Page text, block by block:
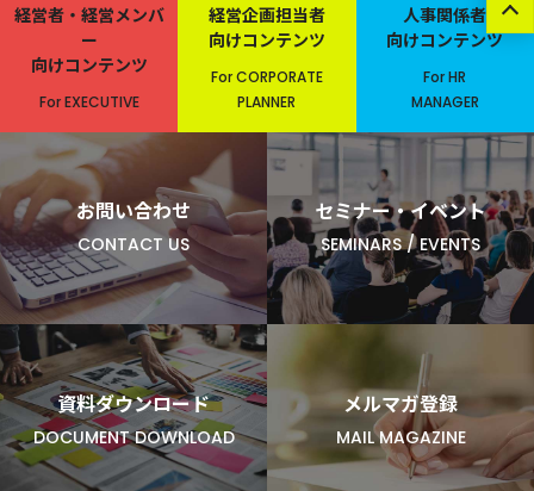
経営者・経営メンバ
ー
向けコンテンツ
For EXECUTIVE
経営企画担当者
向けコンテンツ
For CORPORATE
PLANNER
人事関係者
向けコンテンツ
For HR
MANAGER
お問い合わせ
CONTACT US
セミナー・イベント
SEMINARS / EVENTS
資料ダウンロード
DOCUMENT DOWNLOAD
メルマガ登録
MAIL MAGAZINE